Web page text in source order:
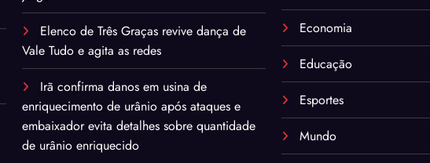
Elenco de Três Graças revive dança de
Vale Tudo e agita as redes
Irã confirma danos em usina de
enriquecimento de urânio após ataques e
embaixador evita detalhes sobre quantidade
de urânio enriquecido
Economia
Educação
Esportes
Mundo